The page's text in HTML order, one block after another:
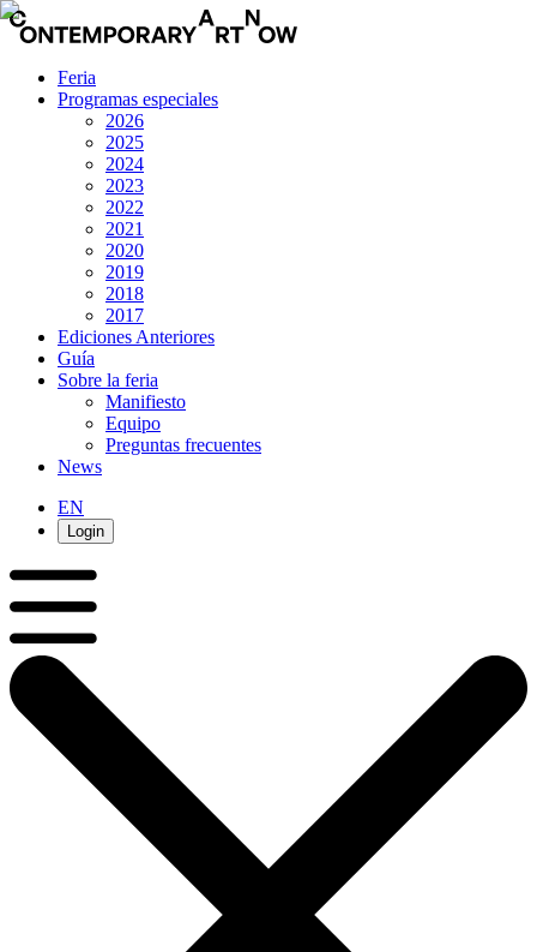
Feria
Programas especiales
2026
2025
2024
2023
2022
2021
2020
2019
2018
2017
Ediciones Anteriores
Guía
Sobre la feria
Manifiesto
Equipo
Preguntas frecuentes
News
EN
Login